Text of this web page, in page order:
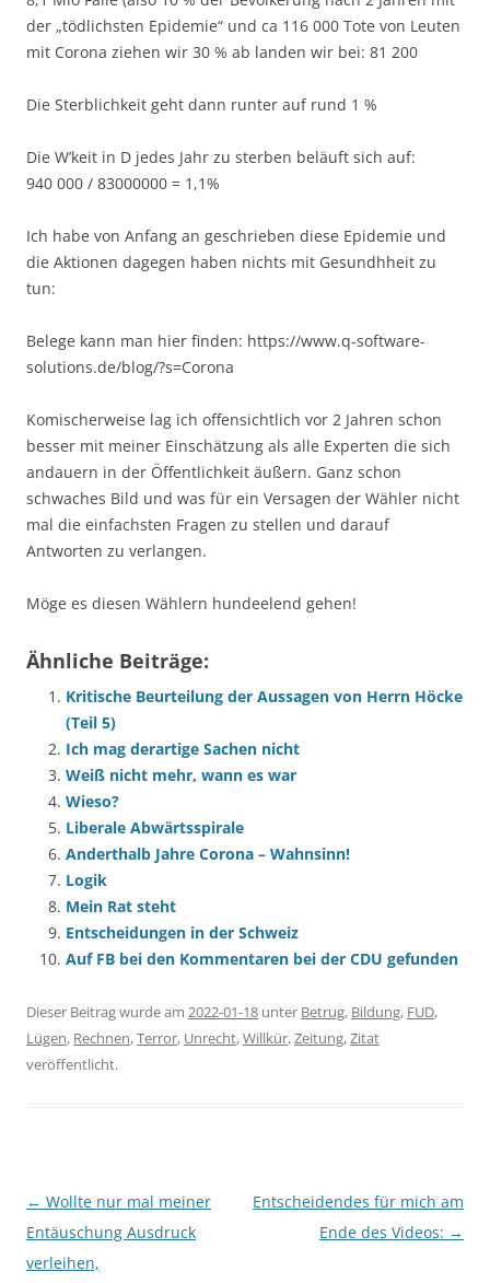
der „tödlichsten Epidemie“ und ca 116 000 Tote von Leuten
mit Corona ziehen wir 30 % ab landen wir bei: 81 200
Die Sterblichkeit geht dann runter auf rund 1 %
Die W’keit in D jedes Jahr zu sterben beläuft sich auf:
940 000 / 83000000 = 1,1%
Ich habe von Anfang an geschrieben diese Epidemie und
die Aktionen dagegen haben nichts mit Gesundhheit zu
tun:
Belege kann man hier finden: https://www.q-software-
solutions.de/blog/?s=Corona
Komischerweise lag ich offensichtlich vor 2 Jahren schon
besser mit meiner Einschätzung als alle Experten die sich
andauern in der Öffentlichkeit äußern. Ganz schon
schwaches Bild und was für ein Versagen der Wähler nicht
mal die einfachsten Fragen zu stellen und darauf
Antworten zu verlangen.
Möge es diesen Wählern hundeelend gehen!
Ähnliche Beiträge:
Kritische Beurteilung der Aussagen von Herrn Höcke
(Teil 5)
Ich mag derartige Sachen nicht
Weiß nicht mehr, wann es war
Wieso?
Liberale Abwärtsspirale
Anderthalb Jahre Corona – Wahnsinn!
Logik
Mein Rat steht
Entscheidungen in der Schweiz
Auf FB bei den Kommentaren bei der CDU gefunden
Dieser Beitrag wurde am 2022-01-18 unter Betrug, Bildung, FUD,
Lügen, Rechnen,Terror, Unrecht,Willkür,Zeitung,Zitat
veröffentlicht.
Beitragsnavigation
← Wollte nur mal meiner
Entäuschung Ausdruck
verleihen,
Entscheidendes für mich am
Ende des Videos: →